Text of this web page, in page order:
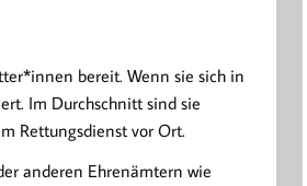
bereit. Wenn sie sich in
Im Durchschnitt sind sie
Rettungsdienst vor Ort.
anderen Ehrenämtern wie